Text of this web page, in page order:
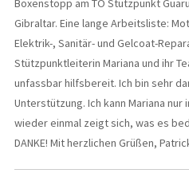
Gibraltar. Eine lange Arbeitsliste:
Elektrik-, Sanitär- und Gelcoat-
Stützpunktleiterin Mariana und ihr
unfassbar hilfsbereit. Ich bin sehr
Unterstützung. Ich kann Mariana nur
wieder einmal zeigt sich, was es
DANKE! Mit herzlichen Grüßen,